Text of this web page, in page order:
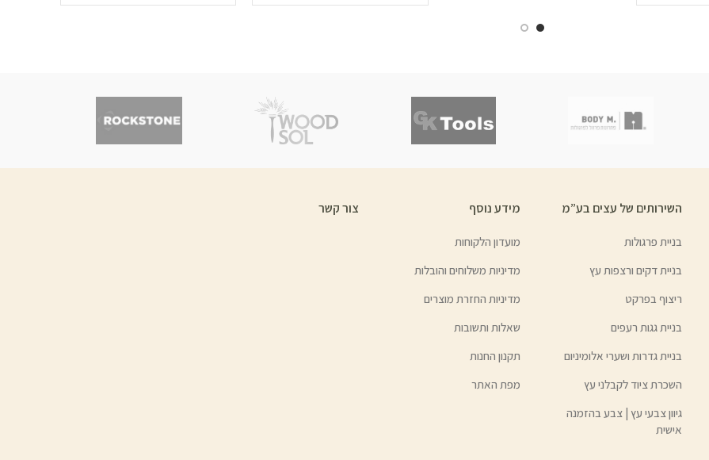
השירותים של עצים בע”מ
בניית פרגולות
בניית דקים ורצפות עץ
ריצוף בפרקט
בניית גגות רעפים
בניית גדרות ושערי אלומיניום
השכרת ציוד לקבלני עץ
גיוון צבעי עץ | צבע בהזמנה
אישית
מידע נוסף
מועדון הלקוחות
מדיניות משלוחים והובלות
מדיניות החזרת מוצרים
שאלות ותשובות
תקנון החנות
מפת האתר
צור קשר